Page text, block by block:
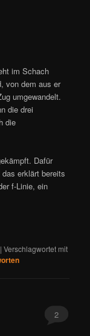
im Schach
von dem aus er
umgewandelt.
die drei
die
Dafür
erklärt bereits
f-Linie, ein
|Verschlagwortet mit
2